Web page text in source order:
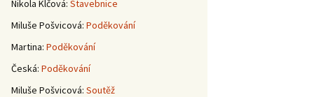
Nikola Klčová: Stavebnice
Miluše Pošvicová: Poděkování
Martina: Poděkování
Česká: Poděkování
Miluše Pošvicová: Soutěž